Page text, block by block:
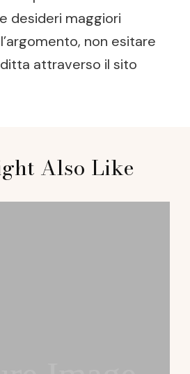
desideri maggiori
non esitare
attraverso il sito
Also Like